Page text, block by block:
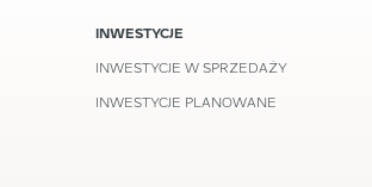
INWESTYCJE
INWESTYCJE W SPRZEDAŻY
INWESTYCJE PLANOWANE